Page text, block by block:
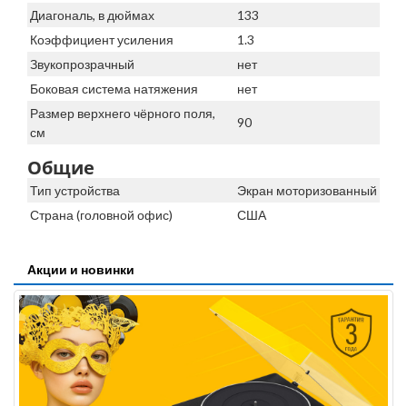
Диагональ, в дюймах
133
Коэффициент усиления
1.3
Звукопрозрачный
нет
Боковая система натяжения
нет
Размер верхнего чёрного поля,
см
90
Общие
Тип устройства
Экран моторизованный
Страна (головной офис)
США
Акции и новинки